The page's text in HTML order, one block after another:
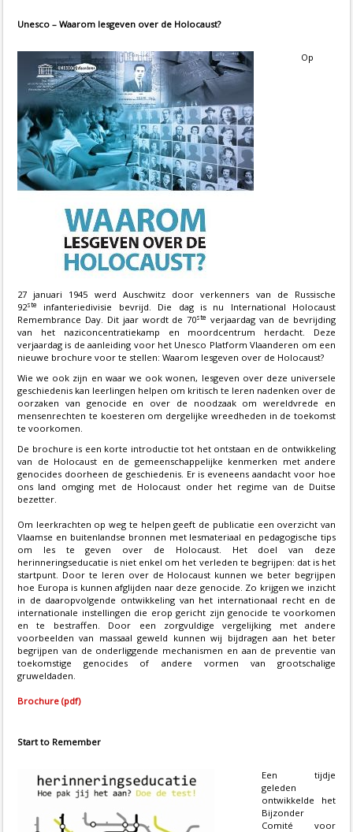
Unesco – Waarom lesgeven over de Holocaust?
Op
27 januari 1945 werd Auschwitz door verkenners van de Russische
92ste
infanteriedivisie bevrijd. Die dag is nu International Holocaust
Remembrance Day. Dit jaar wordt de 70ste verjaardag van de bevrijding
van het naziconcentratiekamp en moordcentrum herdacht. Deze
verjaardag is de aanleiding voor het Unesco Platform Vlaanderen om een
nieuwe brochure voor te stellen: Waarom lesgeven over de Holocaust?
Wie we ook zijn en waar we ook wonen, lesgeven over deze universele
geschiedenis kan leerlingen helpen om kritisch te leren nadenken over de
oorzaken van genocide en over de noodzaak om wereldvrede en
mensenrechten te koesteren om dergelijke wreedheden in de toekomst
te voorkomen.
De brochure is een korte introductie tot het ontstaan en de ontwikkeling
van de Holocaust en de gemeenschappelijke kenmerken met andere
genocides doorheen de geschiedenis. Er is eveneens aandacht voor hoe
ons land omging met de Holocaust onder het regime van de Duitse
bezetter.
Om leerkrachten op weg te helpen geeft de publicatie een overzicht van
Vlaamse en buitenlandse bronnen met lesmateriaal en pedagogische tips
om les te geven over de Holocaust. Het doel van deze
herinneringseducatie is niet enkel om het verleden te begrijpen: dat is het
startpunt. Door te leren over de Holocaust kunnen we beter begrijpen
hoe Europa is kunnen afglijden naar deze genocide. Zo krijgen we inzicht
in de daaropvolgende ontwikkeling van het internationaal recht en de
internationale instellingen die erop gericht zijn genocide te voorkomen
en te bestraffen. Door een zorgvuldige vergelijking met andere
voorbeelden van massaal geweld kunnen wij bijdragen aan het beter
begrijpen van de onderliggende mechanismen en aan de preventie van
toekomstige genocides of andere vormen van grootschalige
gruweldaden.
Brochure (pdf)
Start to Remember
Een tijdje
geleden
ontwikkelde het
Bijzonder
Comité voor